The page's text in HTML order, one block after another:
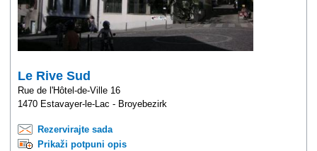
Le Rive Sud
Rue de l'Hôtel-de-Ville 16
1470 Estavayer-le-Lac - Broyebezirk
Rezervirajte sada
Prikaži potpuni opis